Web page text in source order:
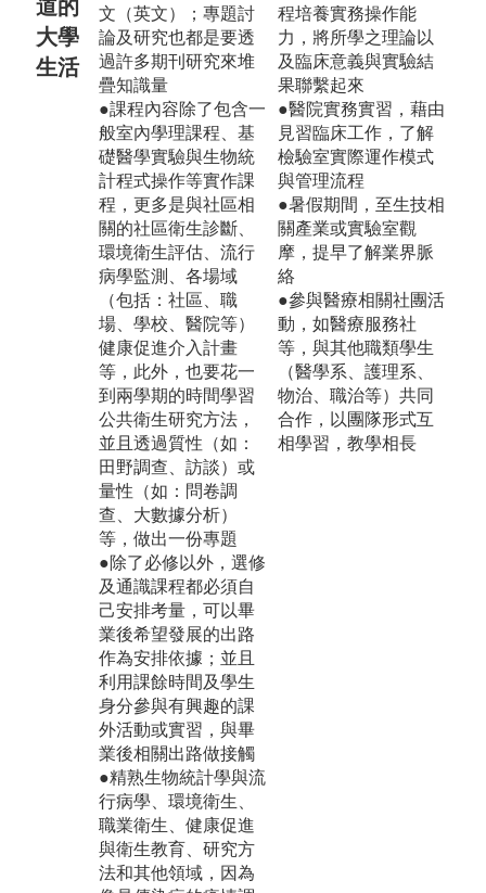
道的
大學
生活
文（英文）；專題討
論及研究也都是要透
過許多期刊研究來堆
疊知識量
●課程內容除了包含一
般室內學理課程、基
礎醫學實驗與生物統
計程式操作等實作課
程，更多是與社區相
關的社區衛生診斷、
環境衛生評估、流行
病學監測、各場域
（包括：社區、職
場、學校、醫院等）
健康促進介入計畫
等，此外，也要花一
到兩學期的時間學習
公共衛生研究方法，
並且透過質性（如：
田野調查、訪談）或
量性（如：問卷調
查、大數據分析）
等，做出一份專題
●除了必修以外，選修
及通識課程都必須自
己安排考量，可以畢
業後希望發展的出路
作為安排依據；並且
利用課餘時間及學生
身分參與有興趣的課
外活動或實習，與畢
業後相關出路做接觸
●精熟生物統計學與流
行病學、環境衛生、
職業衛生、健康促進
與衛生教育、研究方
法和其他領域，因為
程培養實務操作能
力，將所學之理論以
及臨床意義與實驗結
果聯繫起來
●醫院實務實習，藉由
見習臨床工作，了解
檢驗室實際運作模式
與管理流程
●暑假期間，至生技相
關產業或實驗室觀
摩，提早了解業界脈
絡
●參與醫療相關社團活
動，如醫療服務社
等，與其他職類學生
（醫學系、護理系、
物治、職治等）共同
合作，以團隊形式互
相學習，教學相長